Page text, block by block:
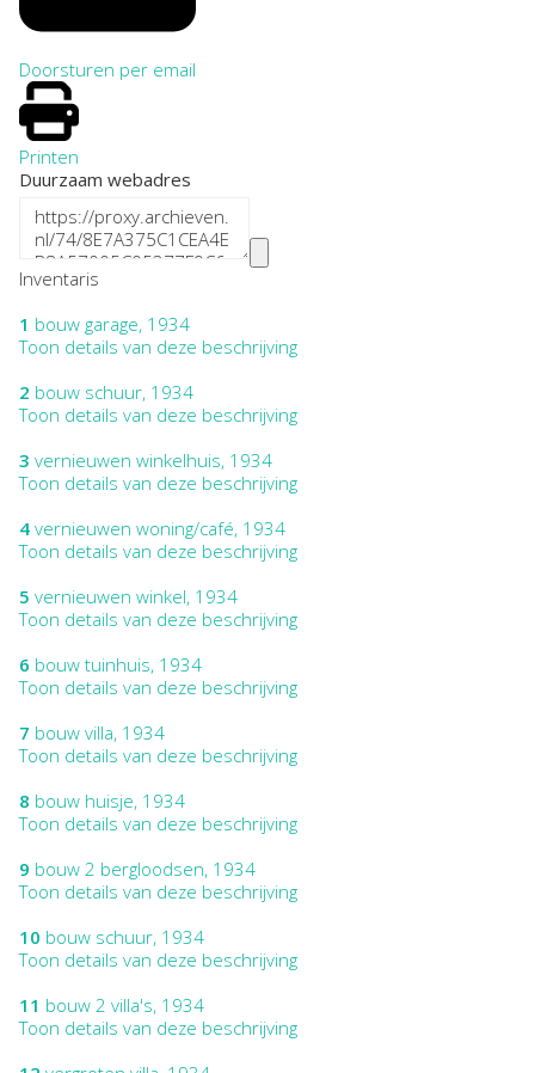
Doorsturen per email
Printen
Duurzaam webadres
Inventaris
1 bouw garage, 1934
Toon details van deze beschrijving
2 bouw schuur, 1934
Toon details van deze beschrijving
3 vernieuwen winkelhuis, 1934
Toon details van deze beschrijving
4 vernieuwen woning/café, 1934
Toon details van deze beschrijving
5 vernieuwen winkel, 1934
Toon details van deze beschrijving
6 bouw tuinhuis, 1934
Toon details van deze beschrijving
7 bouw villa, 1934
Toon details van deze beschrijving
8 bouw huisje, 1934
Toon details van deze beschrijving
9 bouw 2 bergloodsen, 1934
Toon details van deze beschrijving
10 bouw schuur, 1934
Toon details van deze beschrijving
11 bouw 2 villa's, 1934
Toon details van deze beschrijving